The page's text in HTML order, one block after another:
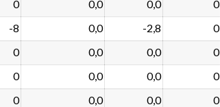
0 0,0 0,0 0
-8 0,0 -2,8 0
0 0,0 0,0 0
0 0,0 0,0 0
0 0,0 0,0 0